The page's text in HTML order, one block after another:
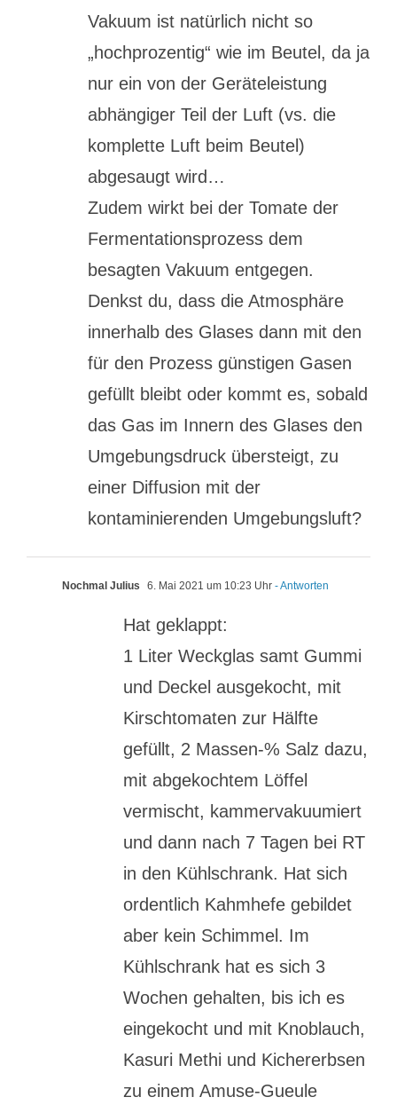
Vakuum ist natürlich nicht so
„hochprozentig“ wie im Beutel, da ja
nur ein von der Geräteleistung
abhängiger Teil der Luft (vs. die
komplette Luft beim Beutel)
abgesaugt wird…
Zudem wirkt bei der Tomate der
Fermentationsprozess dem
besagten Vakuum entgegen.
Denkst du, dass die Atmosphäre
innerhalb des Glases dann mit den
für den Prozess günstigen Gasen
gefüllt bleibt oder kommt es, sobald
das Gas im Innern des Glases den
Umgebungsdruck übersteigt, zu
einer Diffusion mit der
kontaminierenden Umgebungsluft?
Nochmal Julius 6. Mai 2021 um 10:23 Uhr - Antworten
Hat geklappt:
1 Liter Weckglas samt Gummi
und Deckel ausgekocht, mit
Kirschtomaten zur Hälfte
gefüllt, 2 Massen-% Salz dazu,
mit abgekochtem Löffel
vermischt, kammervakuumiert
und dann nach 7 Tagen bei RT
in den Kühlschrank. Hat sich
ordentlich Kahmhefe gebildet
aber kein Schimmel. Im
Kühlschrank hat es sich 3
Wochen gehalten, bis ich es
eingekocht und mit Knoblauch,
Kasuri Methi und Kichererbsen
zu einem Amuse-Gueule